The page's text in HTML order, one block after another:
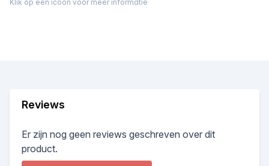
Klik op een icoon voor meer informatie
Reviews
Er zijn nog geen reviews geschreven over dit
product.